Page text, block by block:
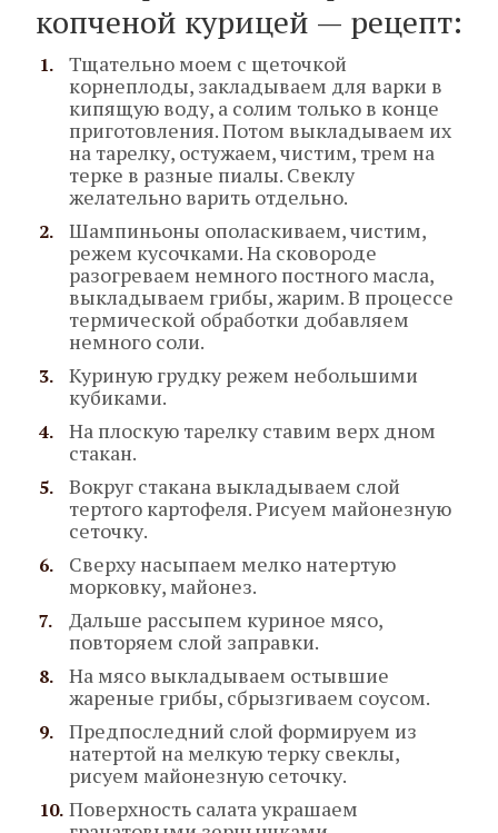
копченой курицей — рецепт:
Тщательно моем с щеточкой
корнеплоды, закладываем для варки в
кипящую воду, а солим только в конце
приготовления. Потом выкладываем их
на тарелку, остужаем, чистим, трем на
терке в разные пиалы. Свеклу
желательно варить отдельно.
Шампиньоны ополаскиваем, чистим,
режем кусочками. На сковороде
разогреваем немного постного масла,
выкладываем грибы, жарим. В процессе
термической обработки добавляем
немного соли.
Куриную грудку режем небольшими
кубиками.
На плоскую тарелку ставим верх дном
стакан.
Вокруг стакана выкладываем слой
тертого картофеля. Рисуем майонезную
сеточку.
Сверху насыпаем мелко натертую
морковку, майонез.
Дальше рассыпем куриное мясо,
повторяем слой заправки.
На мясо выкладываем остывшие
жареные грибы, сбрызгиваем соусом.
Предпоследний слой формируем из
натертой на мелкую терку свеклы,
рисуем майонезную сеточку.
Поверхность салата украшаем